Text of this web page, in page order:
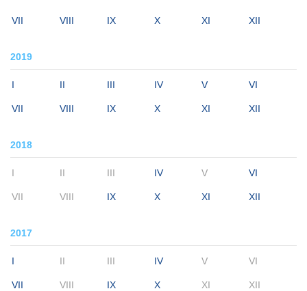
VII VIII IX X XI XII
2019
I II III IV V VI
VII VIII IX X XI XII
2018
I II III IV V VI
VII VIII IX X XI XII
2017
I II III IV V VI
VII VIII IX X XI XII